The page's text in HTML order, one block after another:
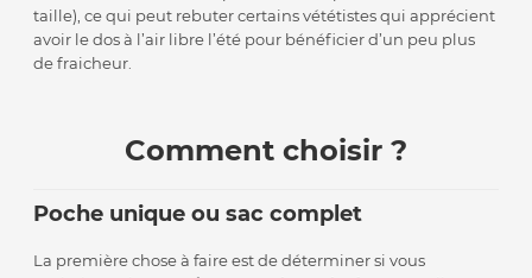
taille), ce qui peut rebuter certains vététistes qui apprécient
avoir le dos à l’air libre l’été pour bénéficier d’un peu plus
de fraicheur.
Comment choisir ?
Poche unique ou sac complet
La première chose à faire est de déterminer si vous